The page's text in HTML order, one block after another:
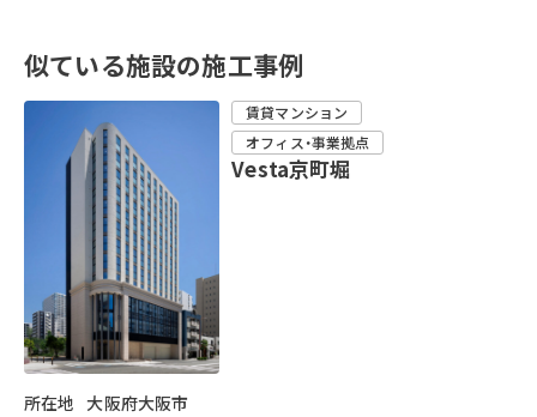
似ている施設の施工事例
賃貸マンション
オフィス・事業拠点
Vesta京町堀
所在地 大阪府大阪市